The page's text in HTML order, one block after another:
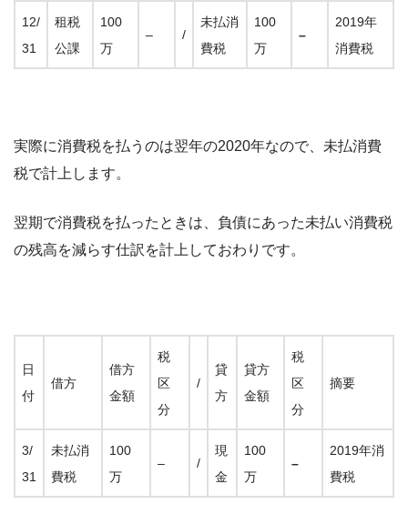
12/
31
租税
公課
100
万
– /
未払消
費税
100
万
–
2019年
消費税
実際に消費税を払うのは翌年の2020年なので、未払消費
税で計上します。
翌期で消費税を払ったときは、負債にあった未払い消費税
の残高を減らす仕訳を計上しておわりです。
日
付
借方
借方
金額
税
区
分
/
貸
方
貸方
金額
税
区
分
摘要
3/
31
未払消
費税
100
万
– /
現
金
100
万
–
2019年消
費税